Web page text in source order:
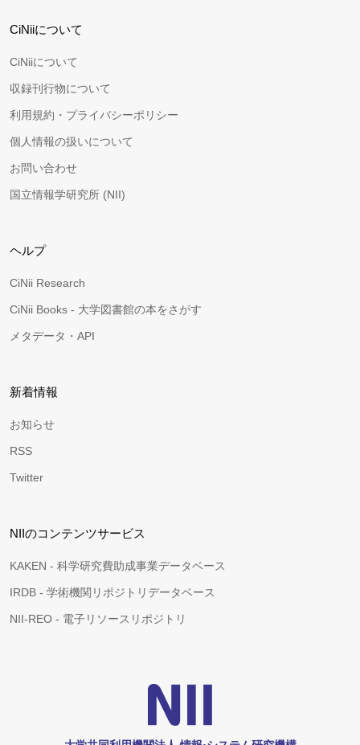
CiNiiについて
CiNiiについて
収録刊行物について
利用規約・プライバシーポリシー
個人情報の扱いについて
お問い合わせ
国立情報学研究所 (NII)
ヘルプ
CiNii Research
CiNii Books - 大学図書館の本をさがす
メタデータ・API
新着情報
お知らせ
RSS
Twitter
NIIのコンテンツサービス
KAKEN - 科学研究費助成事業データベース
IRDB - 学術機関リポジトリデータベース
NII-REO - 電子リソースリポジトリ